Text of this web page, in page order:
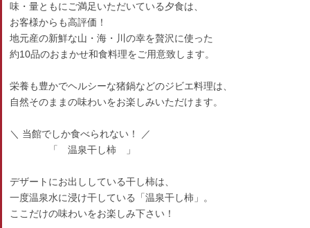
味・量ともにご満足いただいている夕食は、
お客様からも高評価！
地元産の新鮮な山・海・川の幸を贅沢に使った
約10品のおまかせ和食料理をご用意致します。
栄養も豊かでヘルシーな猪鍋などのジビエ料理は、
自然そのままの味わいをお楽しみいただけます。
＼ 当館でしか食べられない！ ／
「 温泉干し柿 」
デザートにお出ししている干し柿は、
一度温泉水に浸け干している「温泉干し柿」。
ここだけの味わいをお楽しみ下さい！